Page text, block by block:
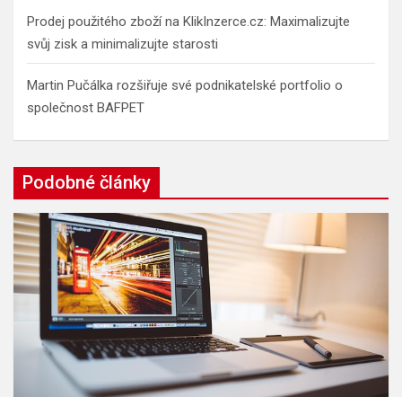
Prodej použitého zboží na KlikInzerce.cz: Maximalizujte
svůj zisk a minimalizujte starosti
Martin Pučálka rozšiřuje své podnikatelské portfolio o
společnost BAFPET
Podobné články